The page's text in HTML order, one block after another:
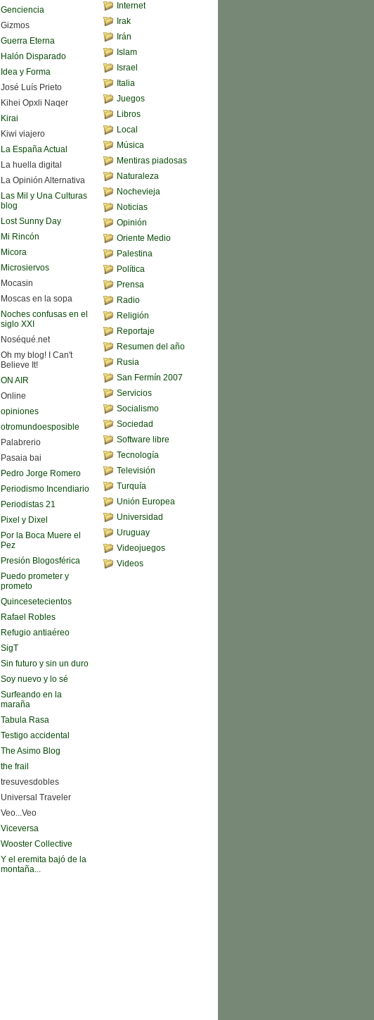
Genciencia
Gizmos
Guerra Eterna
Halón Disparado
Idea y Forma
José Luís Prieto
Kihei Opxli Naqer
Kirai
Kiwi viajero
La España Actual
La huella digital
La Opinión Alternativa
Las Mil y Una Culturas
blog
Lost Sunny Day
Mi Rincón
Micora
Microsiervos
Mocasin
Moscas en la sopa
Noches confusas en el
siglo XXI
Noséqué.net
Oh my blog! I Can't
Believe It!
ON AIR
Online
opiniones
otromundoesposible
Palabrerio
Pasaia bai
Pedro Jorge Romero
Periodismo Incendiario
Periodistas 21
Pixel y Dixel
Por la Boca Muere el
Pez
Presión Blogosférica
Puedo prometer y
prometo
Quincesetecientos
Rafael Robles
Refugio antiaéreo
SigT
Sin futuro y sin un duro
Soy nuevo y lo sé
Surfeando en la
maraña
Tabula Rasa
Testigo accidental
The Asimo Blog
the frail
tresuvesdobles
Universal Traveler
Veo...Veo
Viceversa
Wooster Collective
Y el eremita bajó de la
montaña...
Internet
Irak
Irán
Islam
Israel
Italia
Juegos
Libros
Local
Música
Mentiras piadosas
Naturaleza
Nochevieja
Noticias
Opinión
Oriente Medio
Palestina
Política
Prensa
Radio
Religión
Reportaje
Resumen del año
Rusia
San Fermín 2007
Servicios
Socialismo
Sociedad
Software libre
Tecnología
Televisión
Turquía
Unión Europea
Universidad
Uruguay
Videojuegos
Videos